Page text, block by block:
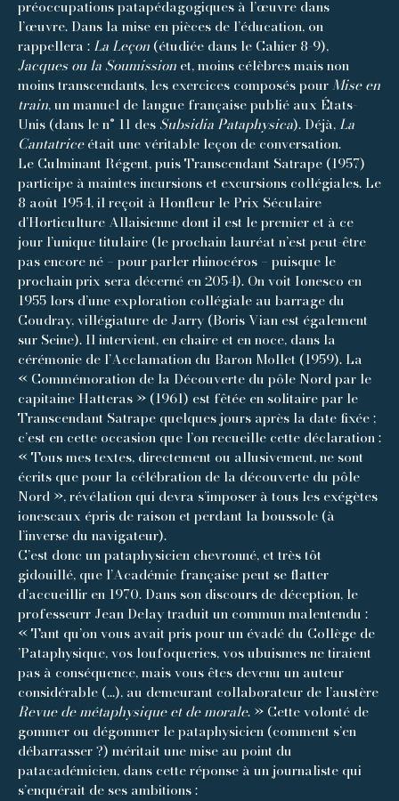
préoccupations patapédagogiques à l’œuvre dans
l’œuvre. Dans la mise en pièces de l’éducation, on
rappellera :La Leçon (étudiée dans le Cahier 8-9),
Jacques ou la Soumission et, moins célèbres mais non
moins transcendants, les exercices composés pourMise en
train, un manuel de langue française publié aux États-
Unis (dans le n° 11 des Subsidia Pataphysica). Déjà,La
Cantatriceétait une véritable leçon de conversation.
Le Culminant Régent, puis Transcendant Satrape (1957)
participe à maintes incursions et excursions collégiales. Le
8 août 1954, il reçoit à Honfleur le Prix Séculaire
d’Horticulture Allaisienne dont il est le premier et à ce
jour l’unique titulaire (le prochain lauréat n’est peut-être
pas encore né – pour parler rhinocéros – puisque le
prochain prix sera décerné en 2054). On voit Ionesco en
1955 lors d’une exploration collégiale au barrage du
Coudray, villégiature de Jarry (Boris Vian est également
sur Seine). Il intervient, en chaire et en noce, dans la
cérémonie de l’Acclamation du Baron Mollet (1959). La
« Commémoration de la Découverte du pôle Nord par le
capitaine Hatteras » (1961) est fêtée en solitaire par le
Transcendant Satrape quelques jours après la date fixée ;
c’est en cette occasion que l’on recueille cette déclaration :
« Tous mes textes, directement ou allusivement, ne sont
écrits que pour la célébration de la découverte du pôle
Nord », révélation qui devra s’imposer à tous les exégètes
ionescaux épris de raison et perdant la boussole (à
l’inverse du navigateur).
C’est donc un pataphysicien chevronné, et très tôt
gidouillé, que l’Académie française peut se flatter
d’accueillir en 1970. Dans son discours de déception, le
professeurr Jean Delay traduit un commun malentendu :
« Tant qu’on vous avait pris pour un évadé du Collège de
’Pataphysique, vos loufoqueries, vos ubuismes ne tiraient
pas à conséquence, mais vous êtes devenu un auteur
considérable (…), au demeurant collaborateur de l’austère
Revue de métaphysique et de morale. » Cette volonté de
gommer ou dégommer le pataphysicien (comment s’en
débarrasser ?) méritait une mise au point du
patacadémicien, dans cette réponse à un journaliste qui
s’enquérait de ses ambitions :